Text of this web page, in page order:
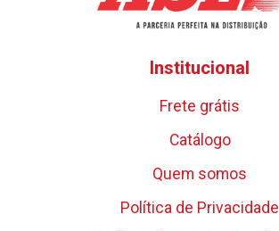
Institucional
Frete grátis
Catálogo
Quem somos
Política de Privacidade